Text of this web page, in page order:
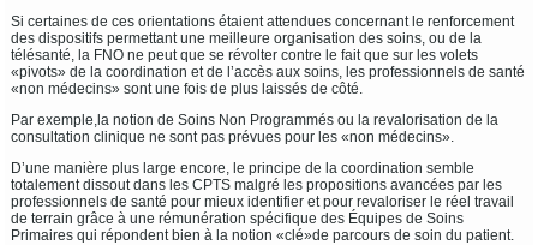
Si certaines de ces orientations étaient attendues concernant le renforcement
des dispositifs permettant une meilleure organisation des soins, ou de la
télésanté, la FNO ne peut que se révolter contre le fait que sur les volets
«pivots» de la coordination et de l’accès aux soins, les professionnels de santé
«non médecins» sont une fois de plus laissés de côté.
Par exemple,la notion de Soins Non Programmés ou la revalorisation de la
consultation clinique ne sont pas prévues pour les «non médecins».
D’une manière plus large encore, le principe de la coordination semble
totalement dissout dans les CPTS malgré les propositions avancées par les
professionnels de santé pour mieux identifier et pour revaloriser le réel travail
de terrain grâce à une rémunération spécifique des Équipes de Soins
Primaires qui répondent bien à la notion «clé»de parcours de soin du patient.